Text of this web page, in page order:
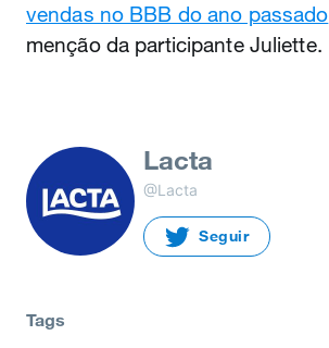
vendas no BBB do ano passado
menção da participante Juliette.
Lacta
@Lacta
Seguir
Tags